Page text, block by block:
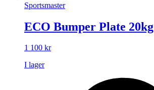
Sportsmaster
ECO Bumper Plate 20kg
1 100 kr
I lager